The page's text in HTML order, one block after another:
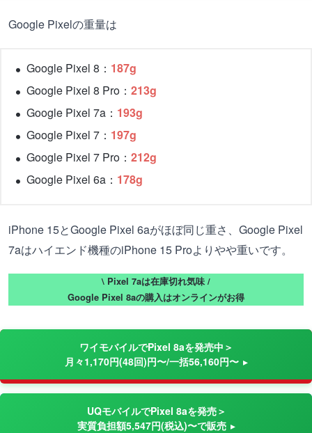
Google Pixelの重量は
Google Pixel 8： 187g
Google Pixel 8 Pro： 213g
Google Pixel 7a： 193g
Google Pixel 7： 197g
Google Pixel 7 Pro： 212g
Google Pixel 6a： 178g
iPhone 15とGoogle Pixel 6aがほぼ同じ重さ、Google Pixel
7aはハイエンド機種のiPhone 15 Proよりやや重いです。
\ Pixel 7aは在庫切れ気味 /
Google Pixel 8aの購入はオンラインがお得
ワイモバイルでPixel 8aを発売中＞
月々1,170円(48回)円〜/一括56,160円〜
UQモバイルでPixel 8aを発売＞
実質負担額5,547円(税込)〜で販売